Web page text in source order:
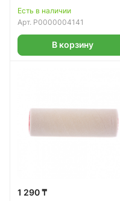
бюгель 8мм MATRIX
Есть в наличии
Арт. Р0000004141
В корзину
1 290 ₸